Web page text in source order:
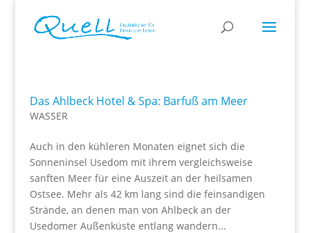
Das Ahlbeck Hotel & Spa: Barfuß am Meer
WASSER
Auch in den kühleren Monaten eignet sich die
Sonneninsel Usedom mit ihrem vergleichsweise
sanften Meer für eine Auszeit an der heilsamen
Ostsee. Mehr als 42 km lang sind die feinsandigen
Strände, an denen man von Ahlbeck an der
Usedomer Außenküste entlang wandern...